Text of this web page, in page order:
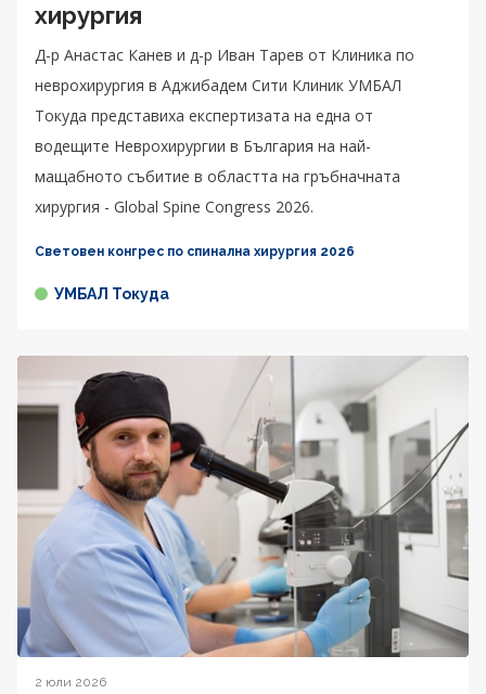
хирургия
Д-р Анастас Канев и д-р Иван Тарев от Клиника по
неврохирургия в Аджибадем Сити Клиник УМБАЛ
Токуда представиха експертизата на една от
водещите Неврохирургии в България на най-
мащабното събитие в областта на гръбначната
хирургия - Global Spine Congress 2026.
Световен конгрес по спинална хирургия 2026
УМБАЛ Токуда
2 юли 2026